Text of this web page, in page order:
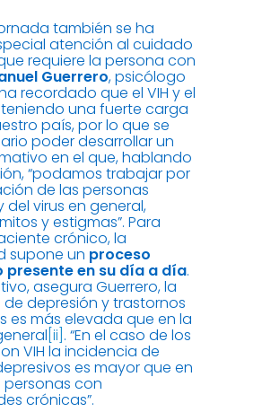
también se ha
atención al cuidado
requiere la persona con
Guerrero, psicólogo
recordado que el VIH y el
una fuerte carga
país, por lo que se
poder desarrollar un
en el que, hablando
“podamos trabajar por
de las personas
virus en general,
y estigmas”. Para
crónico, la
supone un proceso
presente en su día a día.
asegura Guerrero, la
depresión y trastornos
es más elevada que en la
[ii] . “En el caso de los
VIH la incidencia de
es mayor que en
con
crónicas”.